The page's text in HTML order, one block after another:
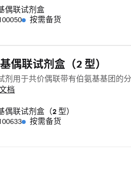
偶联试剂盒
按需备货
偶联试剂盒（2 型）
剂用于共价偶联带有伯氨基基团的分
文档
偶联试剂盒（2 型）
按需备货